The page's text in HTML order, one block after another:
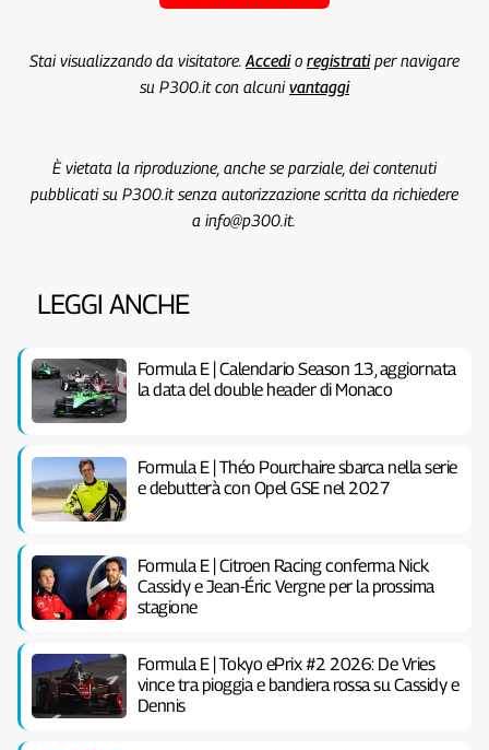
Stai visualizzando da visitatore. Accedio registratiper navigare
su P300.it con alcunivantaggi
È vietata la riproduzione, anche se parziale, dei contenuti
pubblicati su P300.it senza autorizzazione scritta da richiedere
a info@p300.it.
LEGGI ANCHE
Formula E | Calendario Season 13, aggiornata
la data del double header di Monaco
Formula E | Théo Pourchaire sbarca nella serie
e debutterà con Opel GSE nel 2027
Formula E | Citroen Racing conferma Nick
Cassidy e Jean-Éric Vergne per la prossima
stagione
Formula E | Tokyo ePrix #2 2026: De Vries
vince tra pioggia e bandiera rossa su Cassidy e
Dennis